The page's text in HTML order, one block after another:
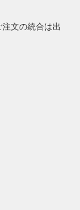
ィンテー
の遵守
PSE検査に
うため、当店
文の統合は出